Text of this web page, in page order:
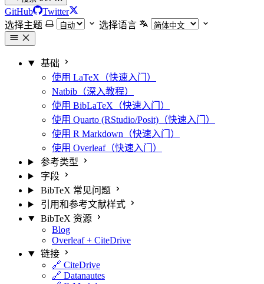
GitHub
Twitter
选择主题
选择语言
基础
使用 LaTeX（快速入门）
Natbib（深入教程）
使用 BibLaTeX（快速入门）
使用 Quarto (RStudio/Posit)（快速入门）
使用 R Markdown（快速入门）
使用 Overleaf（快速入门）
参考类型
字段
BibTeX 常见问题
引用和参考文献样式
BibTeX 资源
Blog
Overleaf + CiteDrive
链接
🔗 CiteDrive
🔗 Datanautes